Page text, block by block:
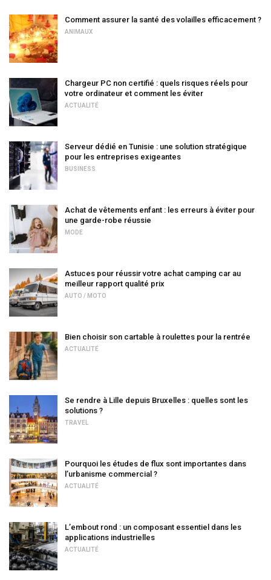
Comment assurer la santé des volailles efficacement ?
ANIMAUX
Chargeur PC non certifié : quels risques réels pour
votre ordinateur et comment les éviter
ACTUALITÉ
Serveur dédié en Tunisie : une solution stratégique
pour les entreprises exigeantes
BUSINESS
Achat de vêtements enfant : les erreurs à éviter pour
une garde-robe réussie
MODE
Astuces pour réussir votre achat camping car au
meilleur rapport qualité prix
AUTO / MOTO
Bien choisir son cartable à roulettes pour la rentrée
ACTUALITÉ
Se rendre à Lille depuis Bruxelles : quelles sont les
solutions ?
TRAVEL
Pourquoi les études de flux sont importantes dans
l’urbanisme commercial ?
ACTUALITÉ
L’embout rond : un composant essentiel dans les
applications industrielles
ACTUALITÉ